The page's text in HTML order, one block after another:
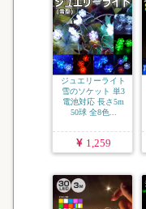
ジュエリーライト
雪のソケット 単3
電池対応 長さ5m
50球 全8色...
1,259